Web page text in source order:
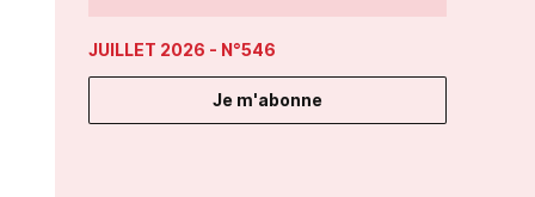
JUILLET 2026 - N°546
Je m'abonne